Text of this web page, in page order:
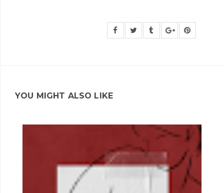
YOU MIGHT ALSO LIKE